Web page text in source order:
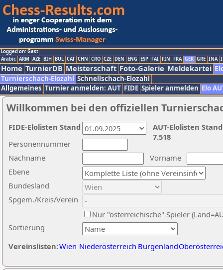
Logged on: Gast
Arabic ARM AZE BIH BUL CAT CHN CRO CZE DEN ENG ESP FAI FIN FRA GER GRE INA
Home TurnierDB Meisterschaft Foto-Galerie Meldekartei
Turnierschach-Elozahl Schnellschach-Elozahl
Allgemeines Turnier anmelden: AUT FIDE Spieler anmelden Elo
Willkommen bei den offiziellen
Nachname
Vorname
Ebene
Sortierung
Personennummer
Bundesland
Spgem./Kreis/Verein
Nur "österreichische" Spieler
Vereinslisten:Wien Niederösterreich Burgenland
AUT-Elolisten
7.518
FIDE-Elolisten Stand